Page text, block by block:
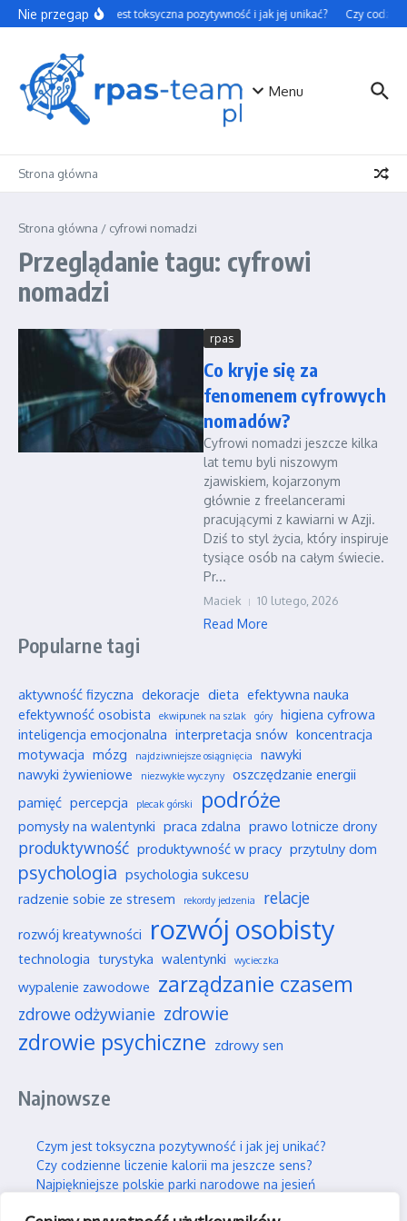
Przejdź do treści
Nie przegapCzym jest toksyczna pozytywność i jak jej unikać? Czy
Menu
Strona główna
Strona główna / cyfrowi nomadzi
Przeglądanie tagu: cyfrowi
nomadzi
rpas
Co kryje się za
fenomenem cyfrowych
nomadów?
Cyfrowi nomadzi jeszcze kilka
lat temu byli niszowym
zjawiskiem, kojarzonym
głównie z freelancerami
pracującymi z kawiarni w Azji.
Dziś to styl życia, który inspiruje
tysiące osób na całym świecie.
Pr...
Maciek 10 lutego, 2026
Read More
Popularne tagi
aktywność fizyczna dekoracje dieta efektywna nauka
efektywność osobista
ekwipunek na szlak góry
higiena cyfrowa
inteligencja emocjonalna interpretacja snów koncentracja
motywacja mózg najdziwniejsze osiągnięcia
nawyki
nawyki żywieniowe
niezwykłe wyczyny
oszczędzanie energii
pamięć percepcja plecak górski podróże
pomysły na walentynki praca zdalna prawo lotnicze drony
produktywność produktywność w pracy przytulny dom
psychologia psychologia sukcesu
radzenie sobie ze stresem
rekordy jedzenia relacje
rozwój kreatywności rozwój osobisty
technologia turystyka walentynki wycieczka
wypalenie zawodowe zarządzanie czasem
zdrowe odżywianie zdrowie
zdrowie psychiczne zdrowy sen
Najnowsze
Czym jest toksyczna pozytywność i jak jej unikać?
Czy codzienne liczenie kalorii ma jeszcze sens?
Najpiękniejsze polskie parki narodowe na jesień